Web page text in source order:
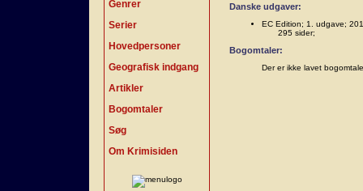
Genrer
Serier
Hovedpersoner
Geografisk indgang
Artikler
Bogomtaler
Søg
Om Krimisiden
Danske udgaver:
EC Edition; 1. udgave;
295 sider;
Bogomtaler:
Der er ikke lavet